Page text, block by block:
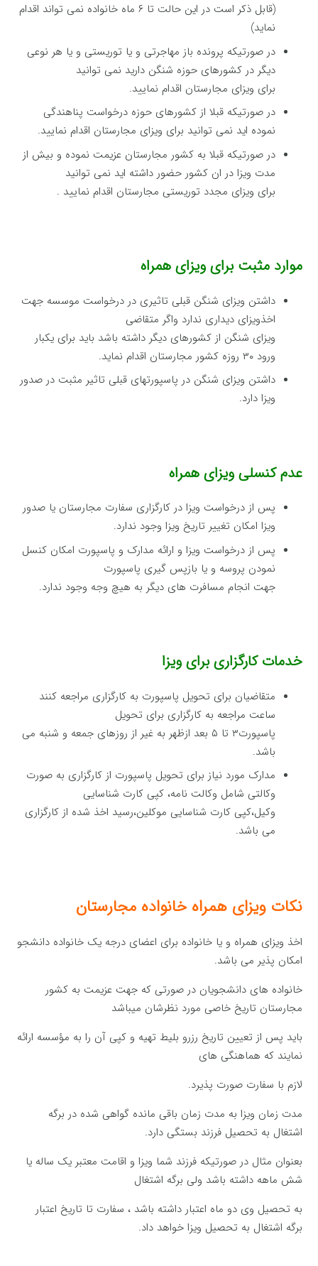
(قابل ذکر است در این حالت تا ۶ ماه خانواده نمی تواند اقدام
نماید)
در صورتیکه پرونده باز مهاجرتی و یا توریستی و یا هر نوعی
دیگر در کشورهای حوزه شنگن دارید نمی توانید
برای ویزای مجارستان اقدام نمایید.
در صورتیکه قبلا از کشورهای حوزه درخواست پناهندگی
نموده اید نمی توانید برای ویزای مجارستان اقدام نمایید.
در صورتیکه قبلا به کشور مجارستان عزیمت نموده و بیش از
مدت ویزا در ان کشور حضور داشته اید نمی توانید
برای ویزای مجدد توریستی مجارستان اقدام نمایید .
موارد مثبت برای ویزای همراه
داشتن ویزای شنگن قبلی تاثیری در درخواست موسسه جهت
اخذویزای دیداری ندارد واگر متقاضی
ویزای شنگن از کشورهای دیگر داشته باشد باید برای یکبار
ورود ۳۰ روزه کشور مجارستان اقدام نماید.
داشتن ویزای شنگن در پاسپورتهای قبلی تاثیر مثبت در صدور
ویزا دارد.
عدم کنسلی ویزای همراه
پس از درخواست ویزا در کارگزاری سفارت مجارستان یا صدور
ویزا امکان تغییر تاریخ ویزا وجود ندارد.
پس از درخواست ویزا و ارائه مدارک و پاسپورت امکان کنسل
نمودن پروسه و یا بازپس گیری پاسپورت
جهت انجام مسافرت های دیگر به هیچ وجه وجود ندارد.
خدمات کارگزاری برای ویزا
متقاضیان برای تحویل پاسپورت به کارگزاری مراجعه کنند
ساعت مراجعه به کارگزاری برای تحویل
پاسپورت۳ تا ۵ بعد ازظهر به غیر از روزهای جمعه و شنبه می
باشد.
مدارک مورد نیاز برای تحویل پاسپورت از کارگزاری به صورت
وکالتی شامل وکالت نامه، کپی کارت شناسایی
وکیل،کپی کارت شناسایی موکلین،رسید اخذ شده از کارگزاری
می باشد.
نکات ویزای همراه خانواده مجارستان
اخذ ویزای همراه و یا خانواده برای اعضای درجه یک خانواده دانشجو
امکان پذیر می باشد.
خانواده های دانشجویان در صورتی که جهت عزیمت به کشور
مجارستان تاریخ خاصی مورد نظرشان میباشد
باید پس از تعیین تاریخ رزرو بلیط تهیه و کپی آن را به مؤسسه ارائه
نمایند که هماهنگی های
لازم با سفارت صورت پذیرد.
مدت زمان ویزا به مدت زمان باقی مانده گواهی شده در برگه
اشتغال به تحصیل فرزند بستگی دارد.
بعنوان مثال در صورتیکه فرزند شما ویزا و اقامت معتبر یک ساله یا
شش ماهه داشته باشد ولی برگه اشتغال
به تحصیل وی دو ماه اعتبار داشته باشد ، سفارت تا تاریخ اعتبار
برگه اشتغال به تحصیل ویزا خواهد داد.